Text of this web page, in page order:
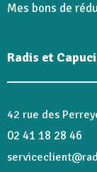
Mes bons de
Radis et
42 rue des
02 41 18 28 46